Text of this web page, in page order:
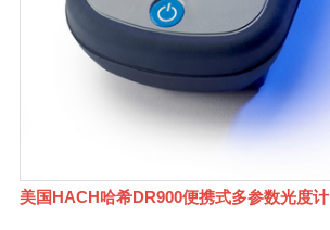
美国HACH哈希DR900便携式多参数光度计